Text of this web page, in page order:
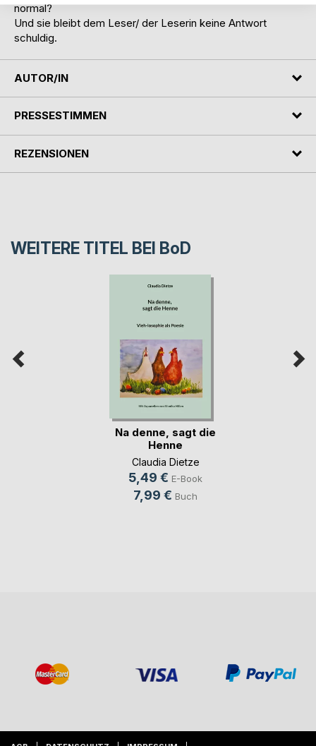
normal?
Und sie bleibt dem Leser/ der Leserin keine Antwort
schuldig.
AUTOR/IN
PRESSESTIMMEN
REZENSIONEN
WEITERE TITEL BEI BoD
Na denne, sagt die
Henne
Claudia Dietze
5,49 € E-Book
7,99 € Buch